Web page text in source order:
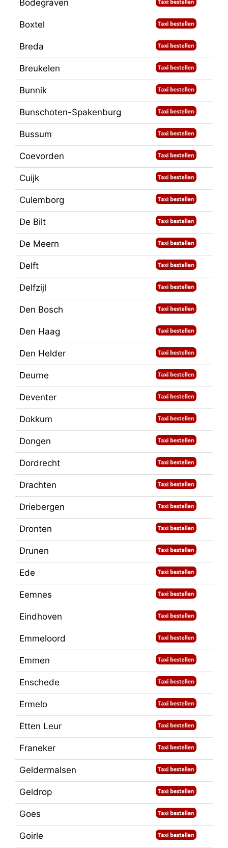
Bodegraven
Boxtel
Breda
Breukelen
Bunnik
Bunschoten-Spakenburg
Bussum
Coevorden
Cuijk
Culemborg
De Bilt
De Meern
Delft
Delfzijl
Den Bosch
Den Haag
Den Helder
Deurne
Deventer
Dokkum
Dongen
Dordrecht
Drachten
Driebergen
Dronten
Drunen
Ede
Eemnes
Eindhoven
Emmeloord
Emmen
Enschede
Ermelo
Etten Leur
Franeker
Geldermalsen
Geldrop
Goes
Goirle